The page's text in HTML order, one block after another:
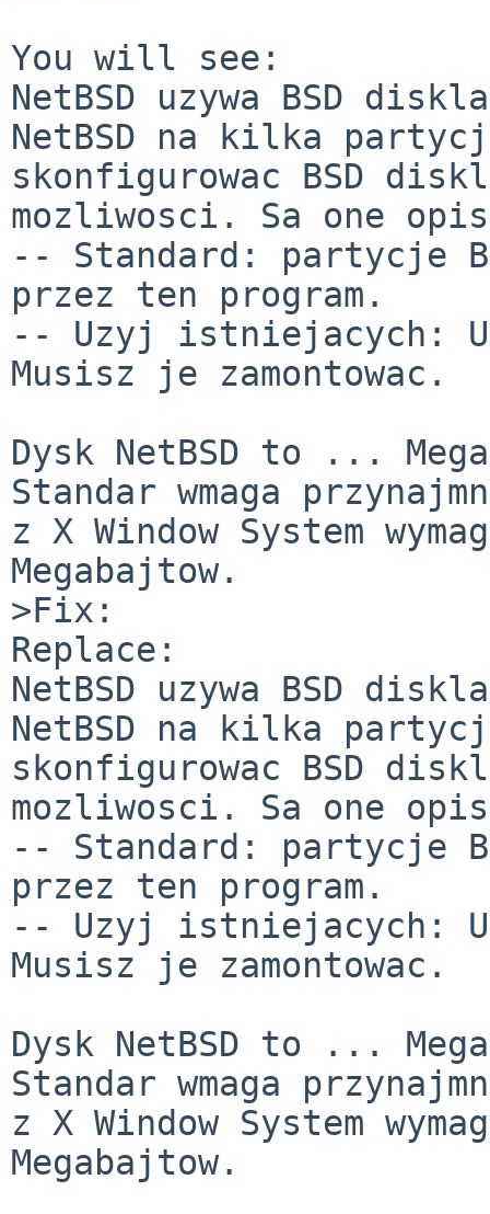
You will see:
NetBSD uzywa BSD
NetBSD na kilka
skonfigurowac BSD
mozliwosci. Sa one
-- Standard: partycje
przez ten program.
-- Uzyj istniejacych:
Musisz je zamontowac.
Dysk NetBSD to ...
Standar wmaga
z X Window System
Megabajtow.
>Fix:
Replace:
NetBSD uzywa BSD
NetBSD na kilka
skonfigurowac BSD
mozliwosci. Sa one
-- Standard: partycje
przez ten program.
-- Uzyj istniejacych:
Musisz je zamontowac.
Dysk NetBSD to ...
Standar wmaga
z X Window System
Megabajtow.